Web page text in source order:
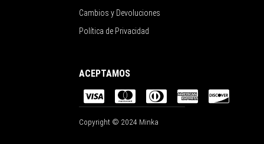
Cambios y Devoluciones
Política de Privacidad
ACEPTAMOS
Copyright © 2024 Minka